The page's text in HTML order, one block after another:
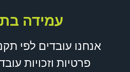
עמידה
אנחנו עובדים לפי
פרטיות וזכויות